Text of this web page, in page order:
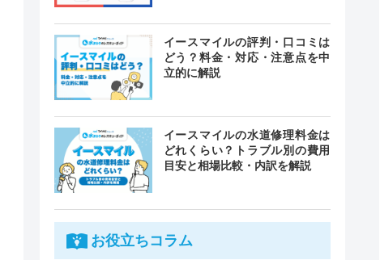
イースマイルの評判・口コミは
どう？料金・対応・注意点を中
立的に解説
イースマイルの水道修理料金は
どれくらい？トラブル別の費用
目安と相場比較・内訳を解説
お役立ちコラム